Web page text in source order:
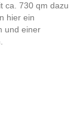
ca. 730 qm dazu
hier ein
und einer